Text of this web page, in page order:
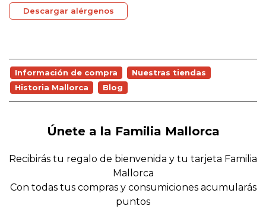
Descargar alérgenos
Información de compra
Nuestras tiendas
Historia Mallorca
Blog
Únete a la Familia Mallorca
Recibirás tu regalo de bienvenida y tu tarjeta Familia
Mallorca
Con todas tus compras y consumiciones acumularás
puntos